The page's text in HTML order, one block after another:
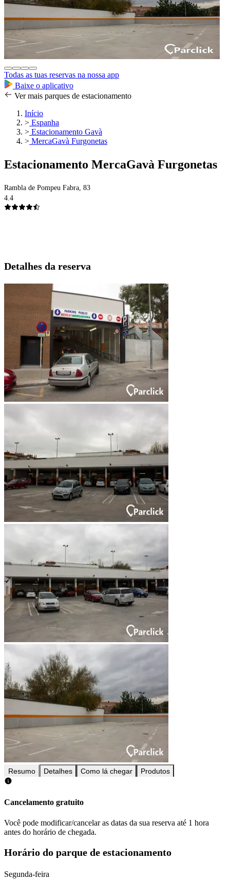
Todas as tuas reservas na nossa app
Baixe o aplicativo
Ver mais parques de estacionamento
Início
> Espanha
> Estacionamento Gavà
> MercaGavà Furgonetas
Estacionamento MercaGavà Furgonetas
Rambla de Pompeu Fabra, 83
4.4
Detalhes da reserva
Resumo Detalhes Como lá chegar Produtos
Cancelamento gratuito
Você pode modificar/cancelar as datas da sua reserva até 1 hora
antes do horário de chegada.
Horário do parque de estacionamento
Segunda-feira